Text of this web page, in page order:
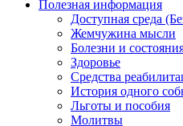
Полезная информация
Доступная среда
Жемчужина мысли
Болезни и
Здоровье
Средства
История одного
Льготы и пособия
Молитвы